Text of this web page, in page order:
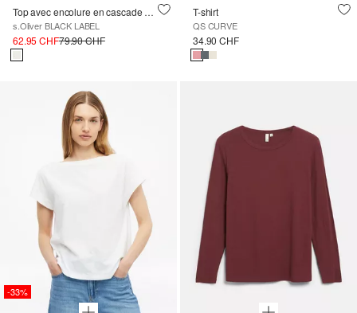
Top avec encolure en cascade et pierres précieuses
s.Oliver BLACK LABEL
62.95 CHF79.90 CHF
T-shirt
QS CURVE
34.90 CHF
-33%